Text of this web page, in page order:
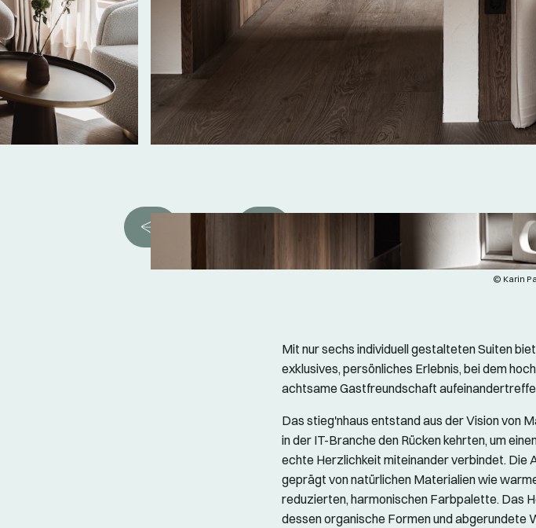
© Karin
Mit nur sechs individuell gestalteten Suiten
exklusives, persönliches Erlebnis, bei dem
achtsame Gastfreundschaft
Das stieg'nhaus entstand aus der Vision von
in der IT-Branche den Rücken kehrten, um
echte Herzlichkeit miteinander verbindet. Die
geprägt von natürlichen Materialien wie
reduzierten, harmonischen Farbpalette. Das
dessen organische Formen und abgerundete